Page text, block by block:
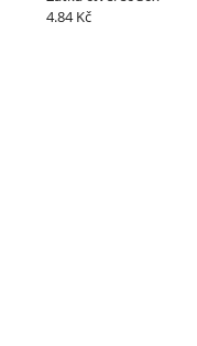
4.84 Kč